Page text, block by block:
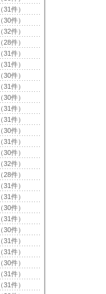
（31件）
（30件）
（32件）
（28件）
（31件）
（31件）
（30件）
（31件）
（30件）
（31件）
（31件）
（30件）
（31件）
（30件）
（32件）
（28件）
（31件）
（31件）
（30件）
（31件）
（30件）
（31件）
（31件）
（30件）
（31件）
（31件）